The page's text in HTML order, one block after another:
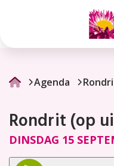
Agenda
Rondrit (op
DINSDAG 15